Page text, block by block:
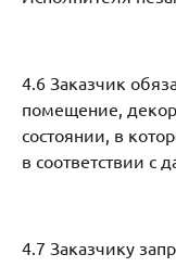
4.6 Заказчик
помещение,
состоянии, в
в соответствии с
4.7 Заказчику